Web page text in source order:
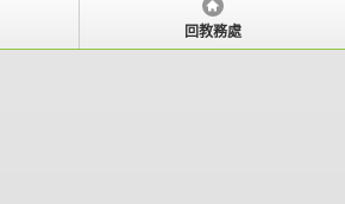
回教務處